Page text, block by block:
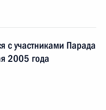
с участниками Парада
2005 года